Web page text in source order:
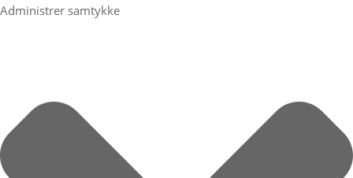
Administrer samtykke